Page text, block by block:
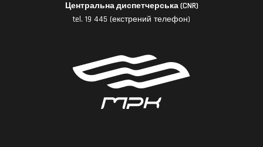
Центральна диспетчерська (CNR)
tel. 19 445 (екстрений телефон)